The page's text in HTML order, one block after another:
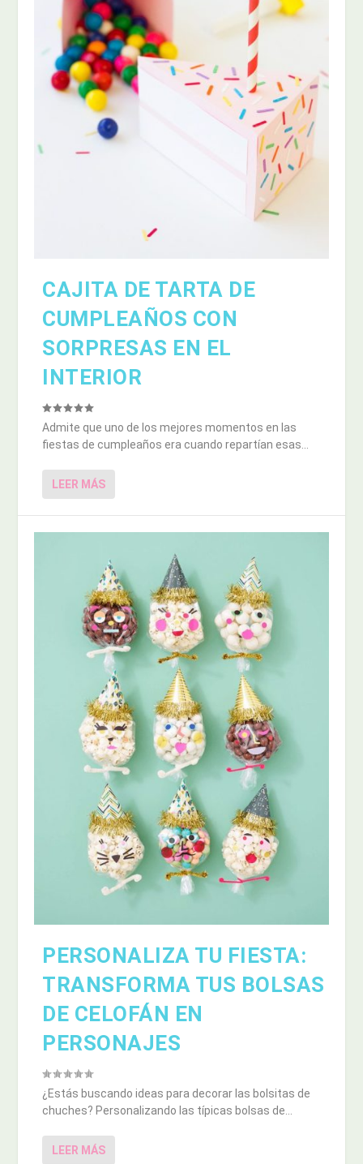
CAJITA DE TARTA DE
CUMPLEAÑOS CON
SORPRESAS EN EL
INTERIOR
Admite que uno de los mejores momentos en las
fiestas de cumpleaños era cuando repartían esas...
LEER MÁS
PERSONALIZA TU FIESTA:
TRANSFORMA TUS BOLSAS
DE CELOFÁN EN
PERSONAJES
¿Estás buscando ideas para decorar las bolsitas de
chuches? Personalizando las típicas bolsas de...
LEER MÁS